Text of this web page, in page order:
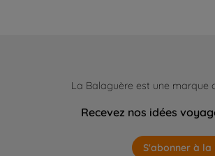
La Balaguère est une marque
Recevez nos idées
S'abonner à la